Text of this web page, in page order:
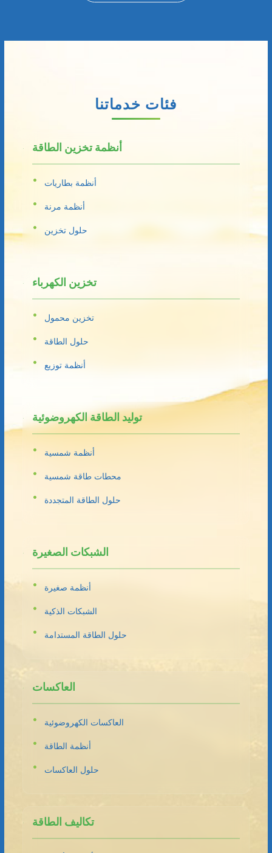
فئات خدماتنا
أنظمة تخزين الطاقة
أنظمة بطاريات
أنظمة مرنة
حلول تخزين
تخزين الكهرباء
تخزين محمول
حلول الطاقة
أنظمة توزيع
توليد الطاقة الكهروضوئية
أنظمة شمسية
محطات طاقة شمسية
حلول الطاقة المتجددة
الشبكات الصغيرة
أنظمة صغيرة
الشبكات الذكية
حلول الطاقة المستدامة
العاكسات
العاكسات الكهروضوئية
أنظمة الطاقة
حلول العاكسات
تكاليف الطاقة